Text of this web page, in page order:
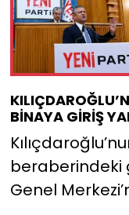
BİNAYA GİRİŞ
beraberindeki
Genel